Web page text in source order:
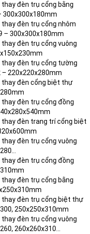
thay đèn trụ cổng bằng
300x300x180mm
thay đèn trụ cổng nhôm
– 300x300x180mm
thay đèn trụ cổng vuông
thay đèn trụ cổng tường
– 220x220x280mm
thay đèn cổng biệt thự
thay đèn trụ cổng đồng
thay đèn trang trí cổng biệt
thay đèn trụ cổng vuông
thay đèn trụ cổng đồng
thay đèn trụ cổng bằng
thay đèn trụ cổng biệt thự
250x250x310mm
thay đèn trụ cổng vuông
260x260x310…